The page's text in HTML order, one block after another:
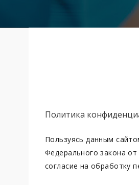
Политика
Пользуясь данным
Федерального закона
согласие на обработку